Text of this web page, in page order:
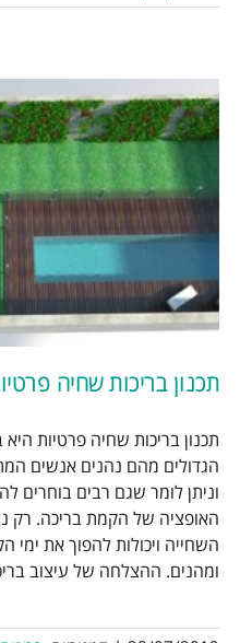
תכנון בריכות שחיה
תכנון בריכות שחיה פרטיות
הגדולים מהם נהנים אנשים
וניתן לומר שגם רבים בוחרים
האופציה של הקמת בריכה. רק
השחייה ויכולות להפוך את ימי
ומהנים. ההצלחה של עיצוב